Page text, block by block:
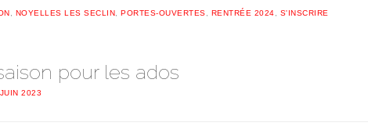
, NOYELLES LES SECLIN, PORTES-OUVERTES, RENTRÉE 2024, S'INSCRIRE
pour les ados
2023